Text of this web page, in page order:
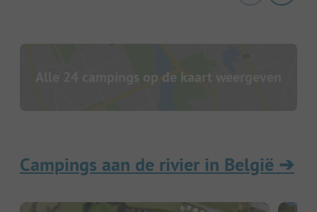
Alle 24 campings op de kaart weergeven
Campings aan de rivier in België ➔